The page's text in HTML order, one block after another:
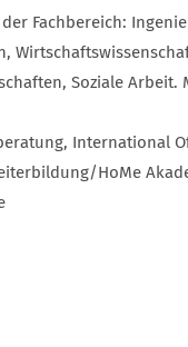
Fachbereich:
Soziale Arbeit.
International
HoMe